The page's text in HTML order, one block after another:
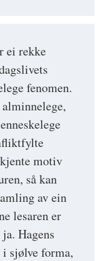
ei rekke
fenomen.
motiv
så kan
av ein
lesaren er
Hagens
sjølve forma,